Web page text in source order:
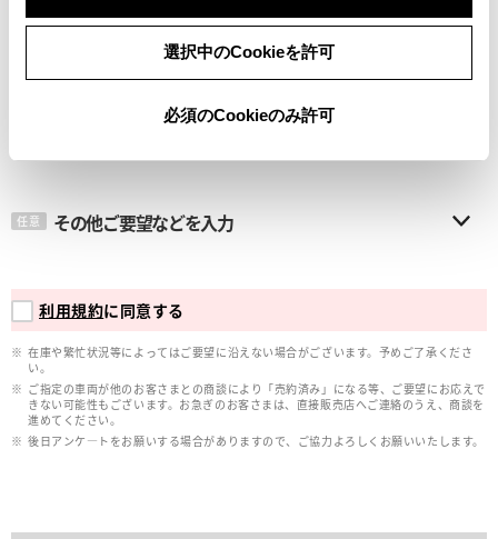
選択中のCookieを許可
必須のCookieのみ許可
メールアドレス
任意 その他ご要望などを入力
利用規約に同意する
在庫や繁忙状況等によってはご要望に沿えない場合がございます。予めご了承くださ
い。
ご指定の車両が他のお客さまとの商談により「売約済み」になる等、ご要望にお応えで
きない可能性もございます。お急ぎのお客さまは、直接販売店へご連絡のうえ、商談を
進めてください。
後日アンケ―トをお願いする場合がありますので、ご協力よろしくお願いいたします。